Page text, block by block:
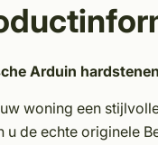
Arduin
woning een
u de echte originele